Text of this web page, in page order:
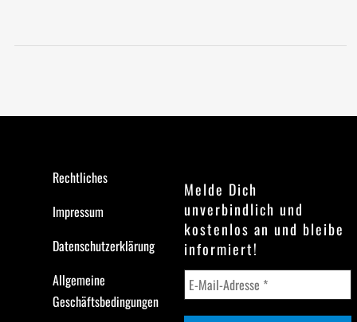
Rechtliches
Impressum
Datenschutzerklärung
Allgemeine
Geschäftsbedingungen
Melde Dich
unverbindlich und
kostenlos an und bleibe
informiert!